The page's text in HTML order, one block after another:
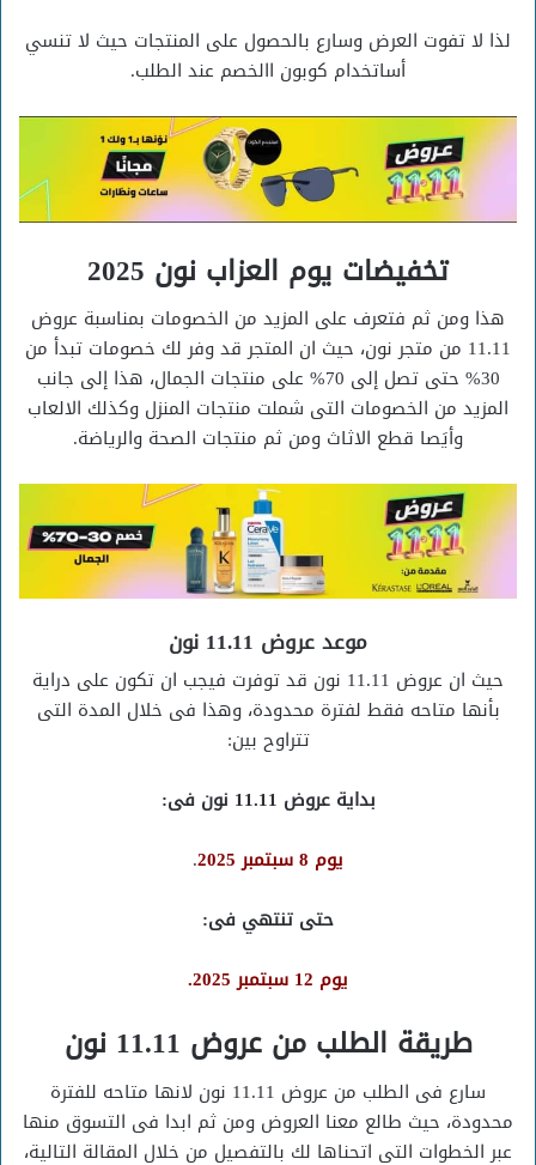
لذا لا تفوت العرض وسارع بالحصول على المنتجات حيث لا تنسي
أساتخدام كوبون االخصم عند الطلب.
تخفيضات يوم العزاب نون 2025
هذا ومن ثم فتعرف على المزيد من الخصومات بمناسبة عروض
11.11 من متجر نون، حيث ان المتجر قد وفر لك خصومات تبدأ من
30% حتى تصل إلى 70% على منتجات الجمال، هذا إلى جانب
المزيد من الخصومات التى شملت منتجات المنزل وكذلك الالعاب
وأيَصا قطع الاثاث ومن ثم منتجات الصحة والرياضة.
موعد عروض 11.11 نون
حيث ان عروض 11.11 نون قد توفرت فيجب ان تكون على دراية
بأنها متاحه فقط لفترة محدودة، وهذا فى خلال المدة التى
تتراوح بين:
بداية عروض 11.11 نون فى:
يوم 8 سبتمبر 2025
.
حتى تنتهي فى:
يوم 12 سبتمبر 2025.
طريقة الطلب من عروض 11.11 نون
سارع فى الطلب من عروض 11.11 نون لانها متاحه للفترة
محدودة، حيث طالع معنا العروض ومن ثم ابدا فى التسوق منها
عبر الخطوات التى اتحناها لك بالتفصيل من خلال المقالة التالية،